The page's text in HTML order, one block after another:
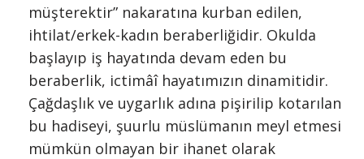
müşterektir” nakaratına kurban edilen,
ihtilat/erkek-kadın beraberliğidir. Okulda
başlayıp iş hayatında devam eden bu
beraberlik, ictimâî hayatımızın dinamitidir.
Çağdaşlık ve uygarlık adına pişirilip kotarılan
bu hadiseyi, şuurlu müslümanın meyl etmesi
mümkün olmayan bir ihanet olarak